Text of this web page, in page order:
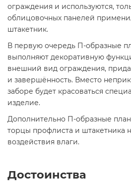
ограждения и используются,
облицовочных панелей
штакетник.
В первую очередь П-образные
выполняют декоративную
внешний вид ограждения,
и завершённость. Вместо
заборе будет красоваться
изделие.
Дополнительно П-образные
торцы профлиста и штакетника
воздействия влаги.
Достоинства